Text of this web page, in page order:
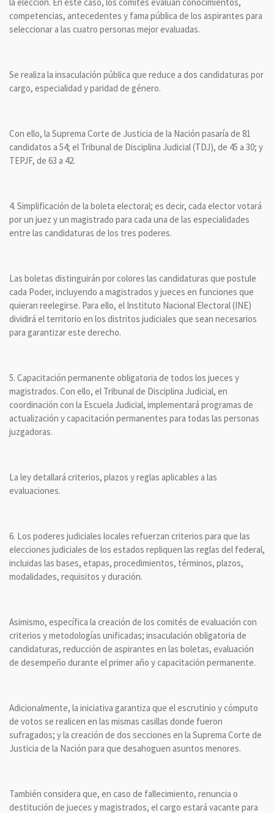
competencias, antecedentes y fama pública de los aspirantes para
seleccionar a las cuatro personas mejor evaluadas.
Se realiza la insaculación pública que reduce a dos candidaturas por
cargo, especialidad y paridad de género.
Con ello, la Suprema Corte de Justicia de la Nación pasaría de 81
candidatos a 54; el Tribunal de Disciplina Judicial (TDJ), de 45 a 30; y
TEPJF, de 63 a 42.
4. Simplificación de la boleta electoral; es decir, cada elector votará
por un juez y un magistrado para cada una de las especialidades
entre las candidaturas de los tres poderes.
Las boletas distinguirán por colores las candidaturas que postule
cada Poder, incluyendo a magistrados y jueces en funciones que
quieran reelegirse. Para ello, el Instituto Nacional Electoral (INE)
dividirá el territorio en los distritos judiciales que sean necesarios
para garantizar este derecho.
5. Capacitación permanente obligatoria de todos los jueces y
magistrados. Con ello, el Tribunal de Disciplina Judicial, en
coordinación con la Escuela Judicial, implementará programas de
actualización y capacitación permanentes para todas las personas
juzgadoras.
La ley detallará criterios, plazos y reglas aplicables a las
evaluaciones.
6. Los poderes judiciales locales refuerzan criterios para que las
elecciones judiciales de los estados repliquen las reglas del federal,
incluidas las bases, etapas, procedimientos, términos, plazos,
modalidades, requisitos y duración.
Asimismo, específica la creación de los comités de evaluación con
criterios y metodologías unificadas; insaculación obligatoria de
candidaturas, reducción de aspirantes en las boletas, evaluación
de desempeño durante el primer año y capacitación permanente.
Adicionalmente, la iniciativa garantiza que el escrutinio y cómputo
de votos se realicen en las mismas casillas donde fueron
sufragados; y la creación de dos secciones en la Suprema Corte de
Justicia de la Nación para que desahoguen asuntos menores.
También considera que, en caso de fallecimiento, renuncia o
destitución de jueces y magistrados, el cargo estará vacante para